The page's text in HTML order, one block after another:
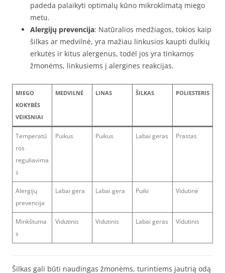
padeda palaikyti optimalų kūno mikroklimatą miego
metu.
Alergijų prevencija: Natūralios medžiagos, tokios kaip
šilkas ar medvilnė, yra mažiau linkusios kaupti dulkių
erkutes ir kitus alergenus, todėl jos yra tinkamos
žmonėms, linkusiems į alergines reakcijas.
MIEGO
KOKYBĖS
VEIKSNIAI
MEDVILNĖ LINAS ŠILKAS POLIESTERIS
Temperatū
ros
reguliavima
s
Puikus Puikus Labai geras Prastas
Alergijų
prevencija
Labai gera Labai gera Puiki Vidutinė
Minkštuma
s
Vidutinis Vidutinis Labai geras Vidutinis
Šilkas gali būti naudingas žmonėms, turintiems jautrią odą